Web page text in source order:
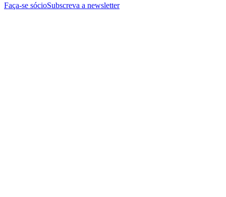
Faça-se sócioSubscreva a newsletter